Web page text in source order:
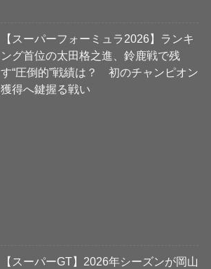
【スーパーフォーミュラ2026】ランキ
ング首位の太田格之進、鈴鹿戦で残
す“圧倒的”戦績は？ 初のチャンピオン
獲得へ鍵握る戦い
【スーパーGT】2026年シーズンが岡山